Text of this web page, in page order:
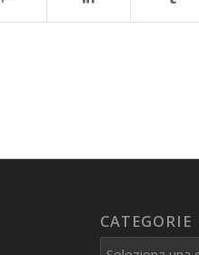
CATEGORIE
Categorie